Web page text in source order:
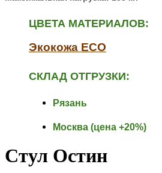
ЦВЕТА МАТЕРИАЛОВ:
Экокожа ECO
СКЛАД ОТГРУЗКИ:
Рязань
Москва (цена +20%)
Стул Остин